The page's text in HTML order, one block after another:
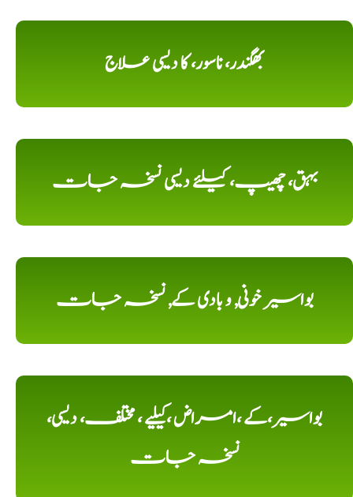
بھگندر، ناسور، کا دیسی علاج
بہق، چھیپ، کیلئے دیسی نسخہ جات
بواسیر خونی, و بادی کے, نسخہ جات
بواسیر،کے ،امراض ،کیلیے ، مختلف، دیسی،
نسخہ جات